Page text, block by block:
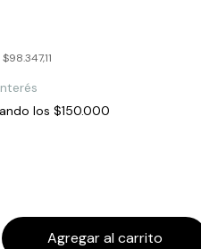
$98.347,11
los $150.000